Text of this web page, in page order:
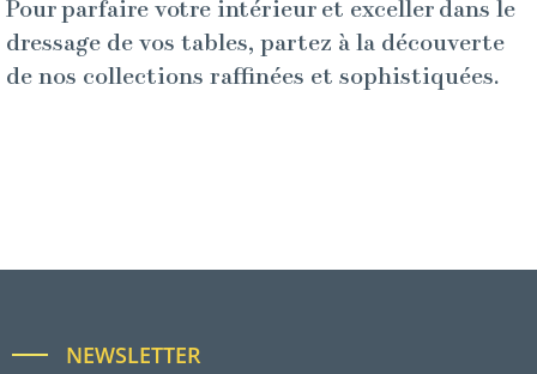
Pour parfaire votre intérieur et exceller dans le
dressage de vos tables, partez à la découverte
de nos collections raffinées et sophistiquées.
NEWSLETTER